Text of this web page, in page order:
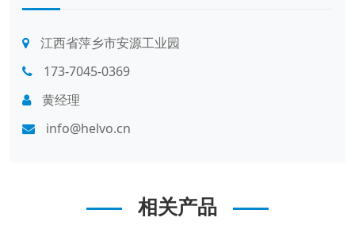
江西省萍乡市安源工业园
173-7045-0369
黄经理
info@helvo.cn
相关产品